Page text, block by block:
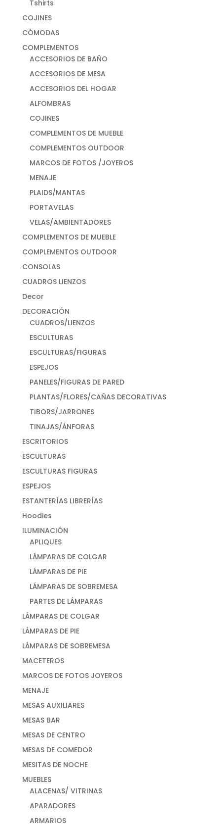
Tshirts
COJINES
CÓMODAS
COMPLEMENTOS
ACCESORIOS DE BAÑO
ACCESORIOS DE MESA
ACCESORIOS DEL HOGAR
ALFOMBRAS
COJINES
COMPLEMENTOS DE MUEBLE
COMPLEMENTOS OUTDOOR
MARCOS DE FOTOS /JOYEROS
MENAJE
PLAIDS/MANTAS
PORTAVELAS
VELAS/AMBIENTADORES
COMPLEMENTOS DE MUEBLE
COMPLEMENTOS OUTDOOR
CONSOLAS
CUADROS LIENZOS
Decor
DECORACIÓN
CUADROS/LIENZOS
ESCULTURAS
ESCULTURAS/FIGURAS
ESPEJOS
PANELES/FIGURAS DE PARED
PLANTAS/FLORES/CAÑAS DECORATIVAS
TIBORS/JARRONES
TINAJAS/ÁNFORAS
ESCRITORIOS
ESCULTURAS
ESCULTURAS FIGURAS
ESPEJOS
ESTANTERÍAS LIBRERÍAS
Hoodies
ILUMINACIÓN
APLIQUES
LÁMPARAS DE COLGAR
LÁMPARAS DE PIE
LÁMPARAS DE SOBREMESA
PARTES DE LÁMPARAS
LÁMPARAS DE COLGAR
LÁMPARAS DE PIE
LÁMPARAS DE SOBREMESA
MACETEROS
MARCOS DE FOTOS JOYEROS
MENAJE
MESAS AUXILIARES
MESAS BAR
MESAS DE CENTRO
MESAS DE COMEDOR
MESITAS DE NOCHE
MUEBLES
ALACENAS/ VITRINAS
APARADORES
ARMARIOS